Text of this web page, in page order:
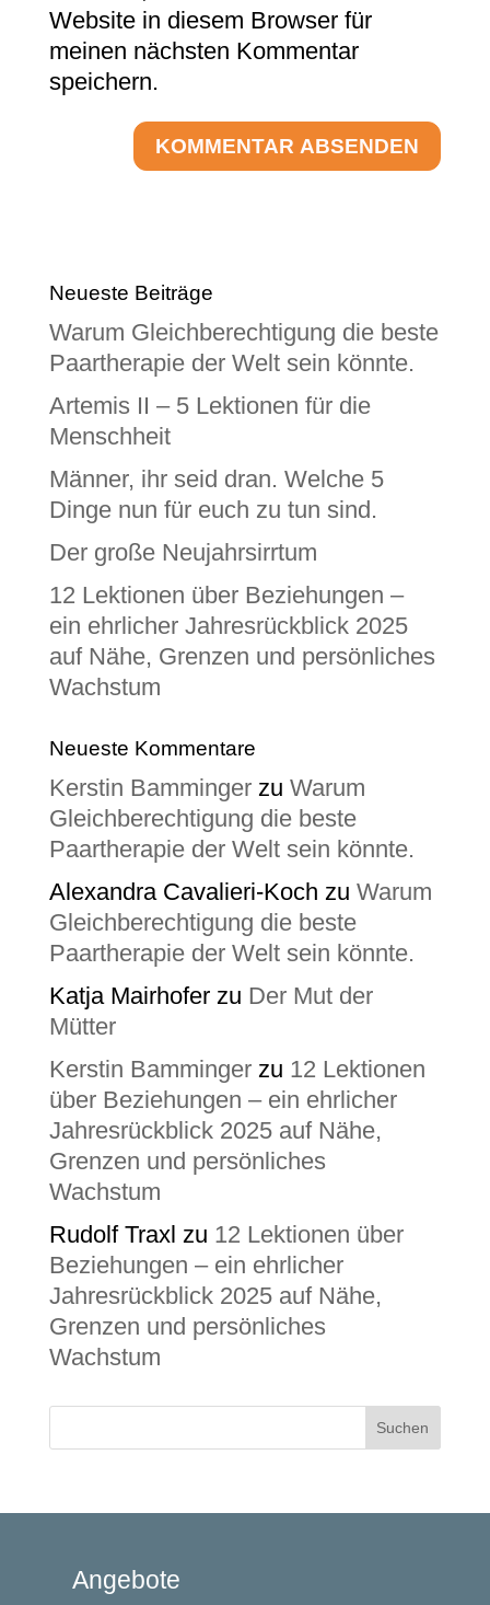
Website in diesem Browser für
meinen nächsten Kommentar
speichern.
Neueste Beiträge
Warum Gleichberechtigung die beste
Paartherapie der Welt sein könnte.
Artemis II – 5 Lektionen für die
Menschheit
Männer, ihr seid dran. Welche 5
Dinge nun für euch zu tun sind.
Der große Neujahrsirrtum
12 Lektionen über Beziehungen –
ein ehrlicher Jahresrückblick 2025
auf Nähe, Grenzen und persönliches
Wachstum
Neueste Kommentare
Kerstin Bammingerzu Warum
Gleichberechtigung die beste
Paartherapie der Welt sein könnte.
Alexandra Cavalieri-Koch zu Warum
Gleichberechtigung die beste
Paartherapie der Welt sein könnte.
Katja Mairhoferzu Der Mut der
Mütter
Kerstin Bammingerzu 12 Lektionen
über Beziehungen – ein ehrlicher
Jahresrückblick 2025 auf Nähe,
Grenzen und persönliches
Wachstum
Rudolf Traxl zu 12 Lektionen über
Beziehungen – ein ehrlicher
Jahresrückblick 2025 auf Nähe,
Grenzen und persönliches
Wachstum
Angebote